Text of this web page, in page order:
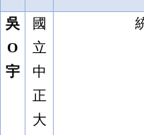
吳
O
宇
國
立
中
正
大